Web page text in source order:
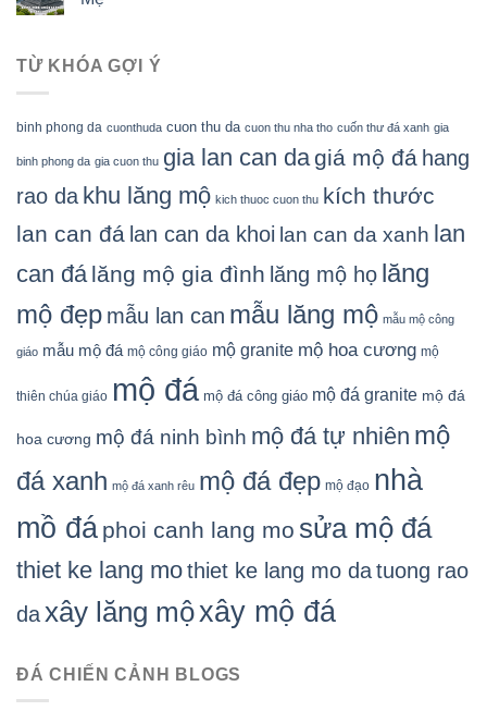
TỪ KHÓA GỢI Ý
binh phong da cuonthuda cuon thu da cuon thu nha tho cuốn thư đá xanh gia
binh phong da gia cuon thu gia lan can dagiá mộ đá hang
rao da khu lăng mộ kich thuoc cuon thu kích thước
lan can đá lan can da khoi lan can da xanh lan
can đá lăng mộ gia đình lăng mộ họ lăng
mộ đẹp mẫu lan can mẫu lăng mộ mẫu mộ công
giáo mẫu mộ đá mộ công giáo mộ granite mộ hoa cương mộ
thiên chúa giáo mộ đá mộ đá công giáo mộ đá granite mộ đá
hoa cương mộ đá ninh bình mộ đá tự nhiên mộ
đá xanh mộ đá xanh rêu mộ đá đẹp mộ đạo nhà
mồ đá phoi canh lang mo sửa mộ đá
thiet ke lang mothiet ke lang mo datuong rao
daxây lăng mộxây mộ đá
ĐÁ CHIẾN CẢNH BLOGS